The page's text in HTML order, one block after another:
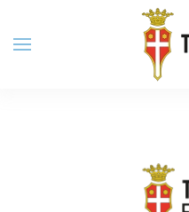
Skip to main content